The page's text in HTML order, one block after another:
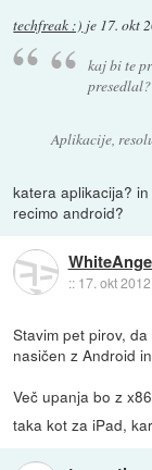
techfreak :) je 17. okt
kaj bi te
presedlal?
Aplikacije,
katera aplikacija?
recimo android?
:: 17. okt
Stavim pet pirov,
nasičen z Android
Več upanja bo z
taka kot za iPad,